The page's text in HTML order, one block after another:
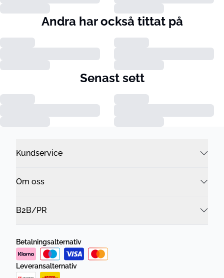
Andra har också tittat på
Senast sett
Kundservice
Om oss
B2B/PR
Betalningsalternativ
Leveransalternativ